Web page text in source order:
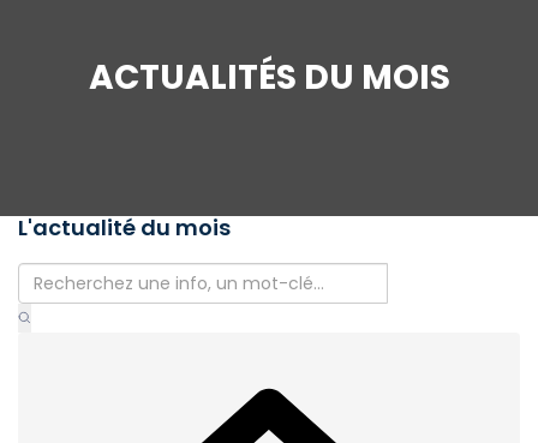
ACTUALITÉS DU MOIS
L'actualité du mois